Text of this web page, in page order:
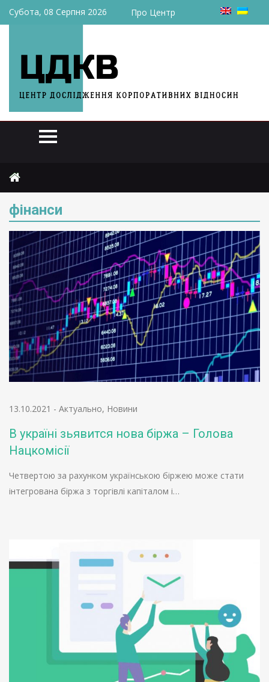
Субота, 08 Серпня 2026 Про Центр
фінанси
13.10.2021 - Актуально, Новини
В україні зьявится нова біржа – Голова
Нацкомісії
Четвертою за рахунком українською біржею може стати
інтегрована біржа з торгівлі капіталом і…